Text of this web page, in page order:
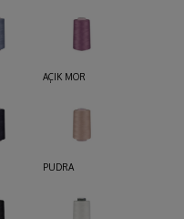
AÇIK MOR
PUDRA